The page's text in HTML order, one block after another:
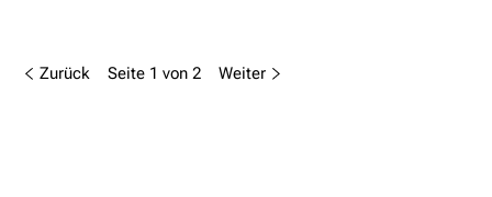
ZurückSeite 1 von 2 Weiter